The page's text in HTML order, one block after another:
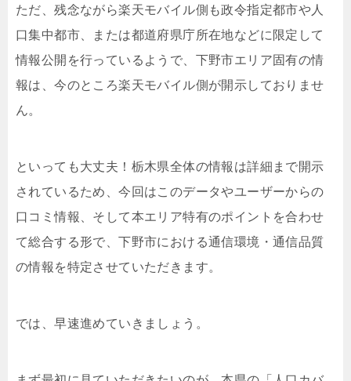
ただ、残念ながら楽天モバイル側も政令指定都市や人
口集中都市、または都道府県庁所在地などに限定して
情報公開を行っているようで、下野市エリア固有の情
報は、今のところ楽天モバイル側が開示しておりませ
ん。
といっても大丈夫！栃木県全体の情報は詳細まで開示
されているため、今回はこのデータやユーザーからの
口コミ情報、そして本エリア特有のポイントを合わせ
て総合する形で、下野市における通信環境・通信品質
の情報を特定させていただきます。
では、早速進めていきましょう。